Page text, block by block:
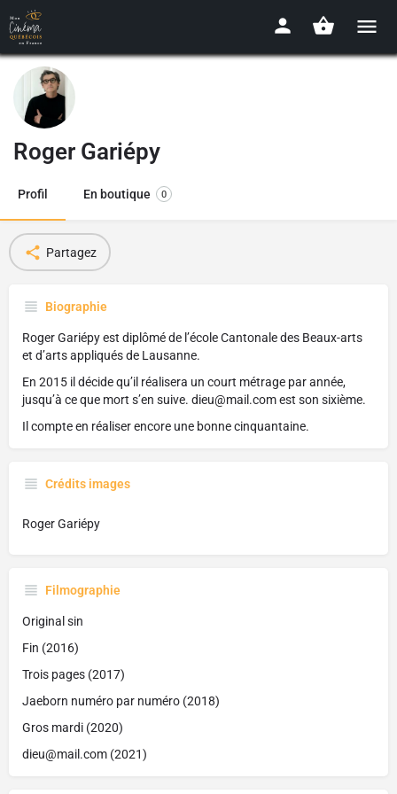
Roger Gariépy
Profil En boutique 0
Partagez
Biographie
Roger Gariépy est diplômé de l’école Cantonale des Beaux-arts
et d’arts appliqués de Lausanne.
En 2015 il décide qu’il réalisera un court métrage par année,
jusqu’à ce que mort s’en suive. dieu@mail.com est son sixième.
Il compte en réaliser encore une bonne cinquantaine.
Crédits images
Roger Gariépy
Filmographie
Original sin
Fin (2016)
Trois pages (2017)
Jaeborn numéro par numéro (2018)
Gros mardi (2020)
dieu@mail.com (2021)